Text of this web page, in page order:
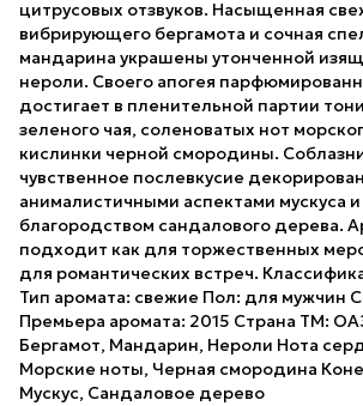
цитрусовых отзвуков. Насыщенная
вибрирующего бергамота и сочная
мандарина украшены утонченной
нероли. Своего апогея
достигает в пленительной партии
зеленого чая, соленоватых нот
кислинки черной смородины.
чувственное послевкусие
анималистичными аспектами мускуса
благородством сандалового дерева.
подходит как для торжественных
для романтических встреч.
Тип аромата: свежие Пол: для мужчин
Премьера аромата: 2015 Страна ТМ:
Бергамот, Мандарин, Нероли Нота
Морские ноты, Черная смородина
Мускус, Сандаловое дерево